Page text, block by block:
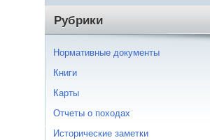
Рубрики
Нормативные документы
Книги
Карты
Отчеты о походах
Исторические заметки